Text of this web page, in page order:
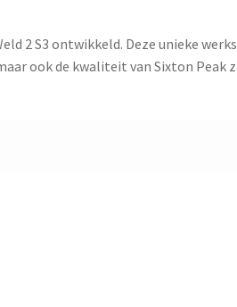
2 S3 ontwikkeld. Deze unieke
ook de kwaliteit van Sixton Peak